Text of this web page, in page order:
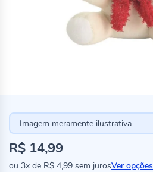
Imagem meramente ilustrativa
R$ 14,99
ou 3x de R$ 4,99 sem jurosVer opções